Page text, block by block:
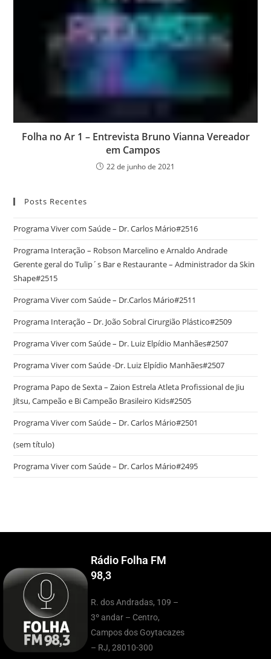
Folha no Ar 1 – Entrevista Bruno Vianna Vereador
em Campos
22 de junho de 2021
Posts Recentes
Programa Viver com Saúde – Dr. Carlos Mário#2516
Programa Interação – Robson Marcelino e Arnaldo Andrade
Gerente geral do Tulip´s Bar e Restaurante – Administrador da Skin
Shape#2515
Programa Viver com Saúde – Dr.Carlos Mário#2511
Programa Interação – Dr. João Sobral Cirurgião Plástico#2509
Programa Viver com Saúde – Dr. Luiz Elpídio Manhães#2507
Programa Viver com Saúde -Dr. Luiz Elpídio Manhães#2507
Programa Papo de Sexta – Zaion Estrela Atleta Profissional de Jiu
Jítsu, Campeão e Bi Campeão Brasileiro Kids#2505
Programa Viver com Saúde – Dr. Carlos Mário#2501
(sem título)
Programa Viver com Saúde – Dr. Carlos Mário#2495
Rádio Folha FM
98,3
R. dos Andradas, 109 –
3º andar – Centro,
Campos dos Goytacazes
– RJ, 28010-300